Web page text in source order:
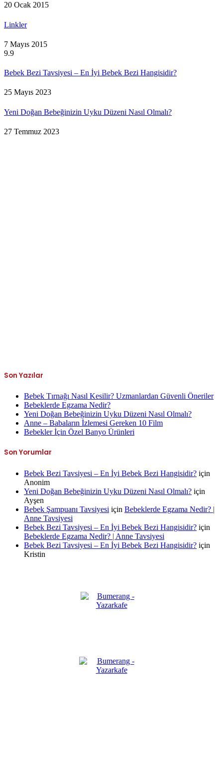
20 Ocak 2015
Linkler
7 Mayıs 2015
9.9
Bebek Bezi Tavsiyesi – En İyi Bebek Bezi Hangisidir?
25 Mayıs 2023
Yeni Doğan Bebeğinizin Uyku Düzeni Nasıl Olmalı?
27 Temmuz 2023
Son Yazılar
Bebek Tırnağı Nasıl Kesilir? Uzmanlardan Güvenli Öneriler
Bebeklerde Egzama Nedir?
Yeni Doğan Bebeğinizin Uyku Düzeni Nasıl Olmalı?
Anne – Babaların İzlemesi Gereken 10 Film
Bebekler İçin Özel Banyo Ürünleri
Son Yorumlar
Bebek Bezi Tavsiyesi – En İyi Bebek Bezi Hangisidir? için
Anonim
Yeni Doğan Bebeğinizin Uyku Düzeni Nasıl Olmalı? için
Ayşen
Bebek Şampuanı Tavsiyesi için Bebeklerde Egzama Nedir? |
Anne Tavsiyesi
Bebek Bezi Tavsiyesi – En İyi Bebek Bezi Hangisidir? için
Bebeklerde Egzama Nedir? | Anne Tavsiyesi
Bebek Bezi Tavsiyesi – En İyi Bebek Bezi Hangisidir? için
Kristin